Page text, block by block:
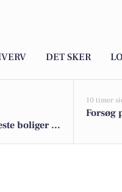
DET SKER
boliger til
10 timer
Forsøg